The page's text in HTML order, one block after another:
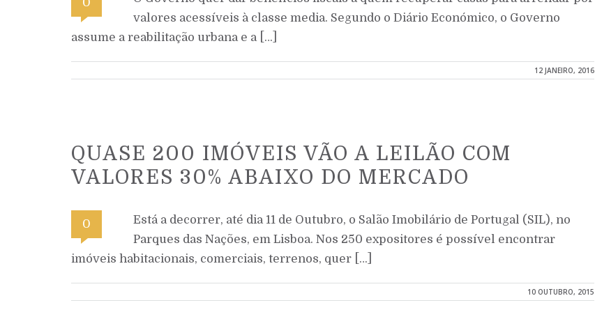
valores acessíveis à classe media. Segundo o Diário Económico, o Governo
assume a reabilitação urbana e a […]
12 JANEIRO, 2016
QUASE 200 IMÓVEIS VÃO A LEILÃO COM
VALORES 30% ABAIXO DO MERCADO
0
Está a decorrer, até dia 11 de Outubro, o Salão Imobilário de Portugal (SIL), no
Parques das Nações, em Lisboa. Nos 250 expositores é possível encontrar
imóveis habitacionais, comerciais, terrenos, quer […]
10 OUTUBRO, 2015